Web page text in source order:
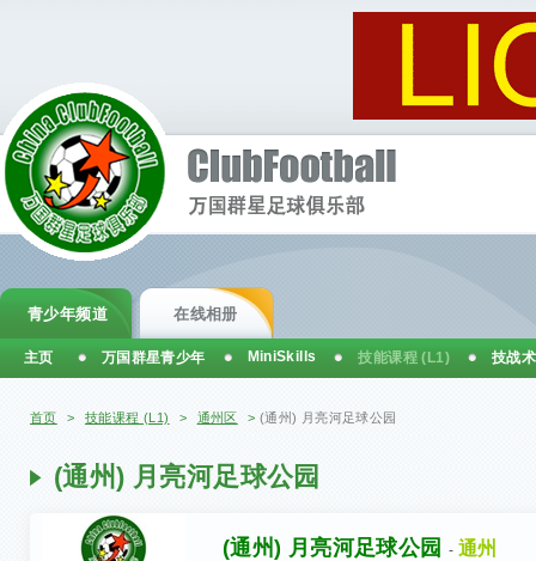
你在这里
首页 > 技能课程 (L1) > 通州区 > (通州) 月亮河足球公园
(通州) 月亮河足球公园
(通州) 月亮河足球公园 - 通州
青少年频道 在线相册
主页 万国群星青少年 MiniSkills 技能课程 (L1) 技战